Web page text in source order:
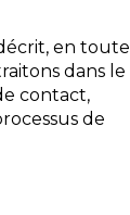
en toute
dans le
contact,
de